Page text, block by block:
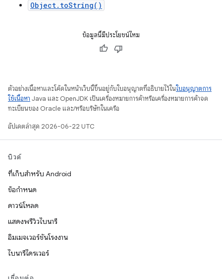
Object.toString()
ข้อมูลนี้มีประโยชน์ไหม
ตัวอย่างเนื้อหาและโค้ดในหน้าเว็บนี้ขึ้นอยู่กับใบอนุญาตที่อธิบายไว้ในใบอนุญาตการ
ใช้เนื้อหา Java และ OpenJDK เป็นเครื่องหมายการค้าหรือเครื่องหมายการค้าจด
ทะเบียนของ Oracle และ/หรือบริษัทในเครือ
อัปเดตล่าสุด 2026-06-22 UTC
บิวด์
ที่เก็บสำหรับ Android
ข้อกำหนด
ดาวน์โหลด
แสดงพรีวิวไบนารี
อิมเมจเวอร์ชันโรงงาน
ไบนารีไดรเวอร์